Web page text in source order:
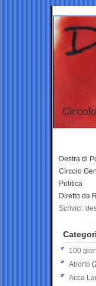
Destra di
Circolo
Politica
Diretto da
Scrivici:
100
Aborto
Acca